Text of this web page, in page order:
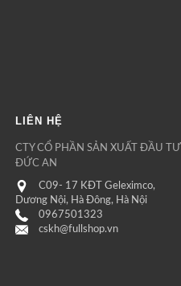
LIÊN HỆ
CTY CỔ PHẦN SẢN XUẤT ĐẦU TƯ
ĐỨC AN
C09- 17 KĐT Geleximco,
Dương Nội, Hà Đông, Hà Nội
0967501323
cskh@fullshop.vn